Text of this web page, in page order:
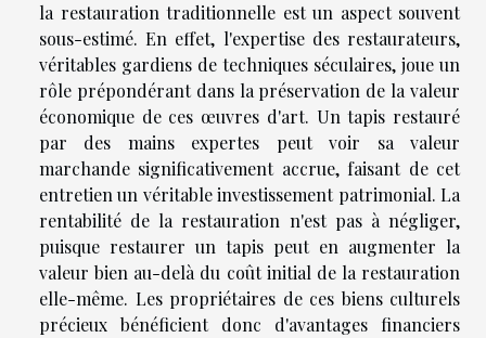
la restauration traditionnelle est un aspect souvent
sous-estimé. En effet, l'expertise des restaurateurs,
véritables gardiens de techniques séculaires, joue un
rôle prépondérant dans la préservation de la valeur
économique de ces œuvres d'art. Un tapis restauré
par des mains expertes peut voir sa valeur
marchande significativement accrue, faisant de cet
entretien un véritable investissement patrimonial. La
rentabilité de la restauration n'est pas à négliger,
puisque restaurer un tapis peut en augmenter la
valeur bien au-delà du coût initial de la restauration
elle-même. Les propriétaires de ces biens culturels
précieux bénéficient donc d'avantages financiers